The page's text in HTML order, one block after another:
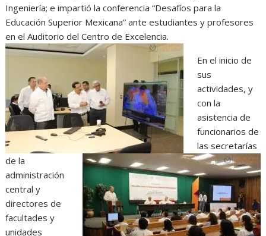
Ingeniería; e impartió la conferencia “Desafíos para la
Educación Superior Mexicana” ante estudiantes y profesores
en el Auditorio del Centro de Excelencia.
En el inicio de
sus
actividades, y
con la
asistencia de
funcionarios de
las secretarías
de la
administración
central y
directores de
facultades y
unidades